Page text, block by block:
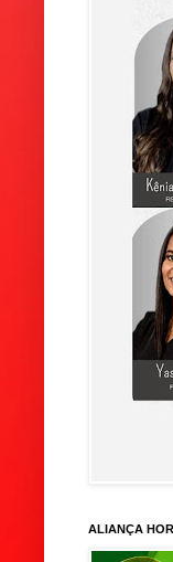
ALIANÇA